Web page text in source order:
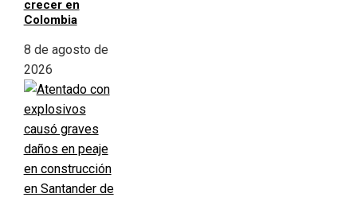
crecer en
Colombia
8 de agosto de
2026